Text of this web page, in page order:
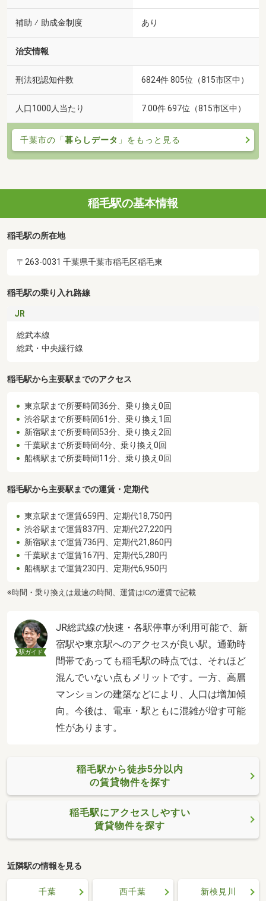
補助 ⁄ 助成金制度 あり
治安情報
刑法犯認知件数 6824件 805位（815市区中）
人口1000人当たり 7.00件 697位（815市区中）
千葉市の「暮らしデータ 」をもっと見る
稲毛駅の基本情報
稲毛駅の所在地
〒263-0031 千葉県千葉市稲毛区稲毛東
稲毛駅の乗り入れ路線
JR
総武本線
総武・中央緩行線
稲毛駅から主要駅までのアクセス
東京駅まで所要時間36分、乗り換え0回
渋谷駅まで所要時間61分、乗り換え1回
新宿駅まで所要時間53分、乗り換え2回
千葉駅まで所要時間4分、乗り換え0回
船橋駅まで所要時間11分、乗り換え0回
稲毛駅から主要駅までの運賃・定期代
東京駅まで運賃659円、定期代18,750円
渋谷駅まで運賃837円、定期代27,220円
新宿駅まで運賃736円、定期代21,860円
千葉駅まで運賃167円、定期代5,280円
船橋駅まで運賃230円、定期代6,950円
※時間・乗り換えは最速の時間、運賃はICの運賃で記載
駅ガイド
JR総武線の快速・各駅停車が利用可能で、新
宿駅や東京駅へのアクセスが良い駅。通勤時
間帯であっても稲毛駅の時点では、それほど
混んでいない点もメリットです。一方、高層
マンションの建築などにより、人口は増加傾
向。今後は、電車・駅ともに混雑が増す可能
性があります。
稲毛駅から徒歩5分以内
の賃貸物件を探す
稲毛駅にアクセスしやすい
賃貸物件を探す
近隣駅の情報を見る
千葉 西千葉 新検見川